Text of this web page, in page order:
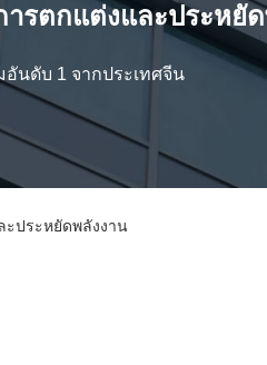
ารตกแต่งและประหยั
อันดับ 1 จากประเทศจีน
ะประหยัดพลังงาน